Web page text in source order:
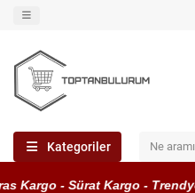
Kategoriler
Kargo - Sürat Kargo -